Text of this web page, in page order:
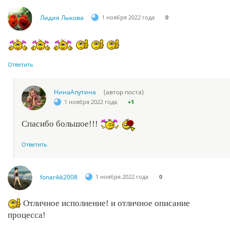
Лидия Лыкова 1 ноября 2022 года 0
Ответить
НинаАпутина (автор поста)
1 ноября 2022 года +1
Спасибо большое!!!
Ответить
fonarikk2008 1 ноября 2022 года 0
Отличное исполнение! и отличное описание
процесса!